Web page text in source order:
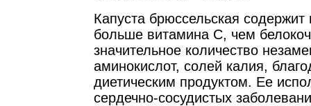
Капуста брюссельская содержит
больше витамина С, чем
значительное количество
аминокислот, солей калия,
диетическим продуктом. Ее
сердечно-сосудистых